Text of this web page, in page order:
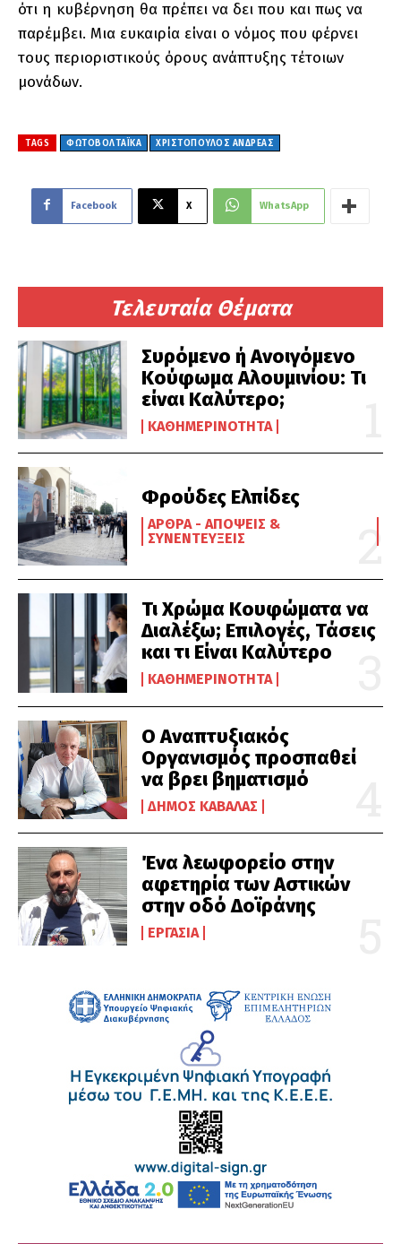
Τελευταία Θέματα
Συρόμενο ή Ανοιγόμενο
Κούφωμα Αλουμινίου: Τι
είναι Καλύτερο;
ΚΑΘΗΜΕΡΙΝΌΤΗΤΑ
Φρούδες Ελπίδες
ΆΡΘΡΑ - ΑΠΌΨΕΙΣ &
ΣΥΝΕΝΤΕΎΞΕΙΣ
Τι Χρώμα Κουφώματα να
Διαλέξω; Επιλογές, Τάσεις
και τι Είναι Καλύτερο
ΚΑΘΗΜΕΡΙΝΌΤΗΤΑ
Ο Αναπτυξιακός
Οργανισμός προσπαθεί
να βρει βηματισμό
ΔΉΜΟΣ ΚΑΒΆΛΑΣ
Ένα λεωφορείο στην
αφετηρία των Αστικών
στην οδό Δοϊράνης
ΕΡΓΑΣΊΑ
ότι η κυβέρνηση θα πρέπει να δει που και πως να
παρέμβει. Μια ευκαιρία είναι ο νόμος που φέρνει
τους περιοριστικούς όρους ανάπτυξης τέτοιων
μονάδων.
TAGS ΦΩΤΟΒΟΛΤΑΪΚΆ ΧΡΙΣΤΟΠΟΥΛΟΣ ΑΝΔΡΕΑΣ
Facebook X WhatsApp